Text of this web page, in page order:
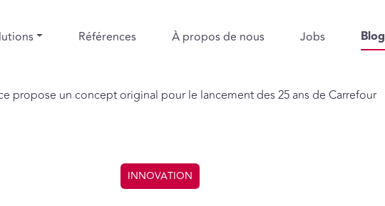
Références À propos de nous Jobs Blog
propose un concept original pour le lancement des 25 ans de Carrefour
INNOVATION